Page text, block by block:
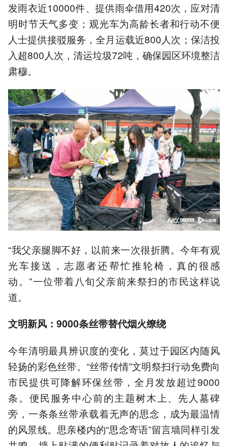
发雨衣近10000件、提供雨伞借用420次，应对清
明时节天气多变；观光车为高龄长者和行动不便
人士提供接驳服务，全月运载近800人次；保洁投
入超800人次，清运垃圾72吨，确保园区环境整洁
肃穆。
“我父亲腿脚不好，以前来一次很折腾。今年有观
光车接送，志愿者还帮忙推轮椅，真的很感
动。”一位带着八旬父亲前来祭扫的市民这样说
道。
文明新风：9000条丝带替代烟火缭绕
今年清明最具辨识度的变化，莫过于园区内随风
轻扬的彩色丝带。“丝带传情”文明祭扫行动免费向
市民提供可降解环保丝带，全月发放超过9000
条。便民服务中心前的主题树木上、先人墓碑
旁，一条条丝带承载着无声的思念，成为最温情
的风景线。思亲楼内的“思念寄语”留言墙同样引发